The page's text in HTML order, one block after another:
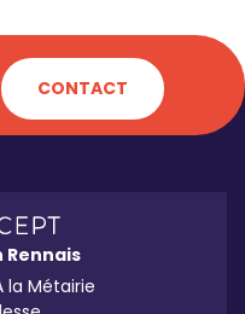
CONTACT
Rennais
la Métairie